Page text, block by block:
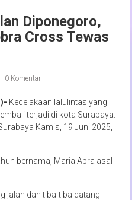
Diponegoro,
Cross Tewas
0 Komentar
Kecelakaan lalulintas yang
terjadi di kota Surabaya.
Kamis, 19 Juni 2025,
bernama, Maria Apra asal
jalan dan tiba-tiba datang